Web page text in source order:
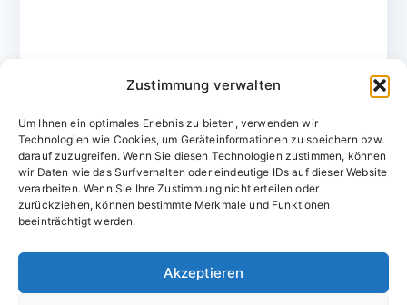
Zustimmung verwalten
Um Ihnen ein optimales Erlebnis zu bieten, verwenden wir
Technologien wie Cookies, um Geräteinformationen zu speichern bzw.
darauf zuzugreifen. Wenn Sie diesen Technologien zustimmen, können
wir Daten wie das Surfverhalten oder eindeutige IDs auf dieser Website
verarbeiten. Wenn Sie Ihre Zustimmung nicht erteilen oder
zurückziehen, können bestimmte Merkmale und Funktionen
beeinträchtigt werden.
Akzeptieren
Domainvergabestelle.de